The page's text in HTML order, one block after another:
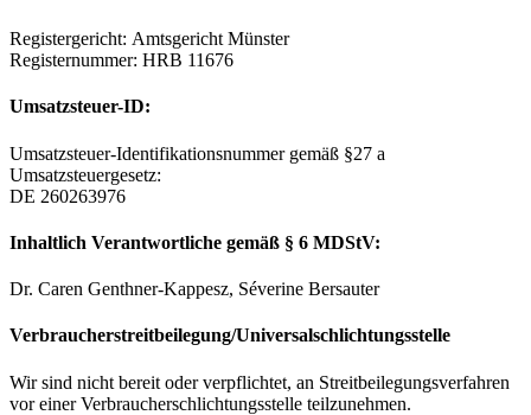
Registergericht: Amtsgericht Münster
Registernummer: HRB 11676
Umsatzsteuer-ID:
Umsatzsteuer-Identifikationsnummer gemäß §27 a
Umsatzsteuergesetz:
DE 260263976
Inhaltlich Verantwortliche gemäß § 6 MDStV:
Dr. Caren Genthner-Kappesz, Séverine Bersauter
Verbraucherstreitbeilegung/Universalschlichtungsstelle
Wir sind nicht bereit oder verpflichtet, an Streitbeilegungsverfahren
vor einer Verbraucherschlichtungsstelle teilzunehmen.